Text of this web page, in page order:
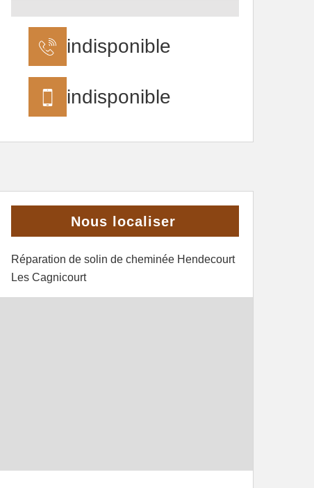
indisponible
indisponible
Nous localiser
Réparation de solin de cheminée Hendecourt
Les Cagnicourt